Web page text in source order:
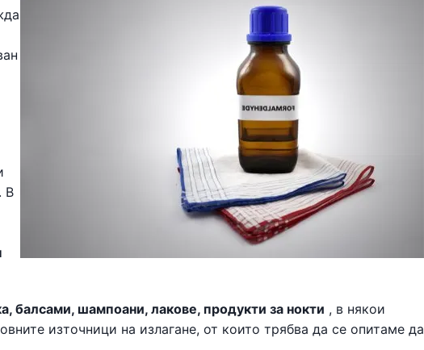
. В
балсами, шампоани, лакове, продукти за нокти , в някои
източници на излагане, от които трябва да се опитаме да